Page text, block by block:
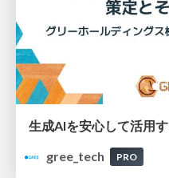
gree_tech
PRO